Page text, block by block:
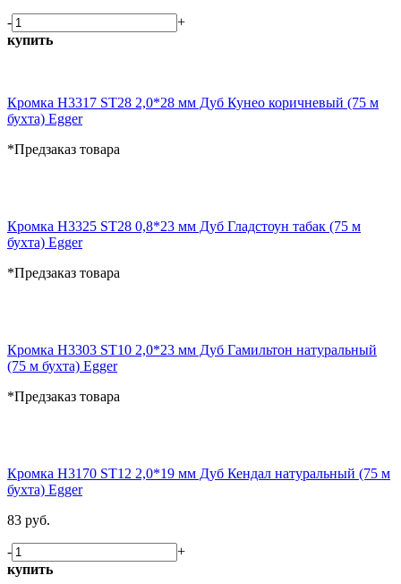
-
+
купить
Кромка H3317 ST28 2,0*28 мм Дуб Кунео коричневый (75 м
бухта) Egger
*Предзаказ товара
Кромка H3325 ST28 0,8*23 мм Дуб Гладстоун табак (75 м
бухта) Egger
*Предзаказ товара
Кромка H3303 ST10 2,0*23 мм Дуб Гамильтон натуральный
(75 м бухта) Egger
*Предзаказ товара
Кромка H3170 ST12 2,0*19 мм Дуб Кендал натуральный (75 м
бухта) Egger
83 руб.
-
+
купить